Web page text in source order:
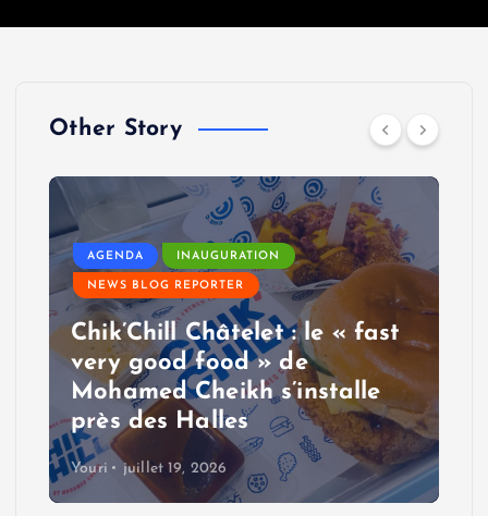
Other Story
AGENDA INAUGURATION
NEWS BLOG REPORTER
Chik’Chill Châtelet : le « fast
very good food » de
Mohamed Cheikh s’installe
près des Halles
Youri juillet 19, 2026